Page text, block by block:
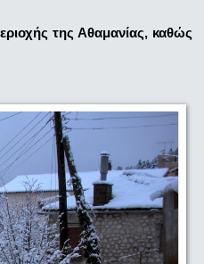
της Αθαμανίας, καθώς